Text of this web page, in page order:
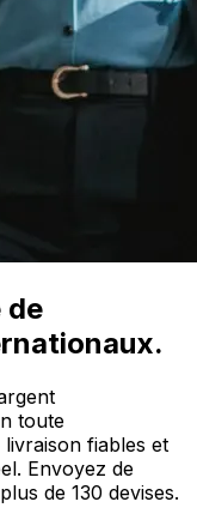
de
toute
fiables et
Envoyez de
de 130 devises.